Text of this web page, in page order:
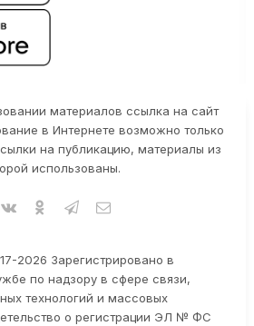
материалов ссылка на сайт
в Интернете возможно только
на публикацию, материалы из
использованы.
2026 Зарегистрировано в
по надзору в сфере связи,
технологий и массовых
о регистрации ЭЛ № ФС